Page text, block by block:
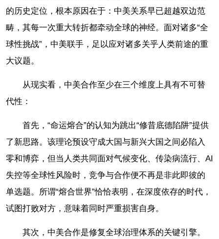
的历史定位，根本原因在于：中美关系早已超越双边范
畴，其每一次重大转折都牵动全球的神经。面对诸多“全
球性挑战”，中美联手，足以应对诸多关乎人类前途的重
大议题。
从现实看，中美合作至少在三个维度上具有不可替
代性：
首先，“命运熔合”的认知为跳出“修昔底德陷阱”提供
了新思路。该理论预设守成大国与新兴大国之间必陷入
零和博弈，但当人类共同面对气候变化、传染病流行、AI
失控等全球性风险时，竞争与合作便不再是非此即彼的
单选题。所谓“熔合世界”恰恰表明，在深度依存的时代，
试图打败对方，意味着同时严重损害自身。
其次，中美合作是修复全球治理体系的关键引擎。